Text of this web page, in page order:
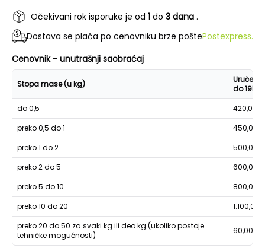
Očekivani rok isporuke je od 1 do 3 dana .
Dostava se plaća po cenovniku brze poštePostexpress.
Cenovnik - unutrašnji saobraćaj
Stopa mase (u kg)
Uručenje
do 19h
do 0,5
420,00
preko 0,5 do 1
450,00
preko 1 do 2
500,00
preko 2 do 5
600,00
preko 5 do 10
800,00
preko 10 do 20
1.100,00
preko 20 do 50 za svaki kg ili deo kg (ukoliko postoje
tehničke mogućnosti)
60,00